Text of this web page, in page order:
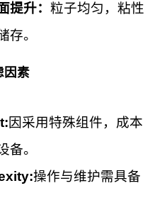
提升： 粒子均匀，粘性
存。
因素
因采用特殊组件，成本
备。
操作与维护需具备